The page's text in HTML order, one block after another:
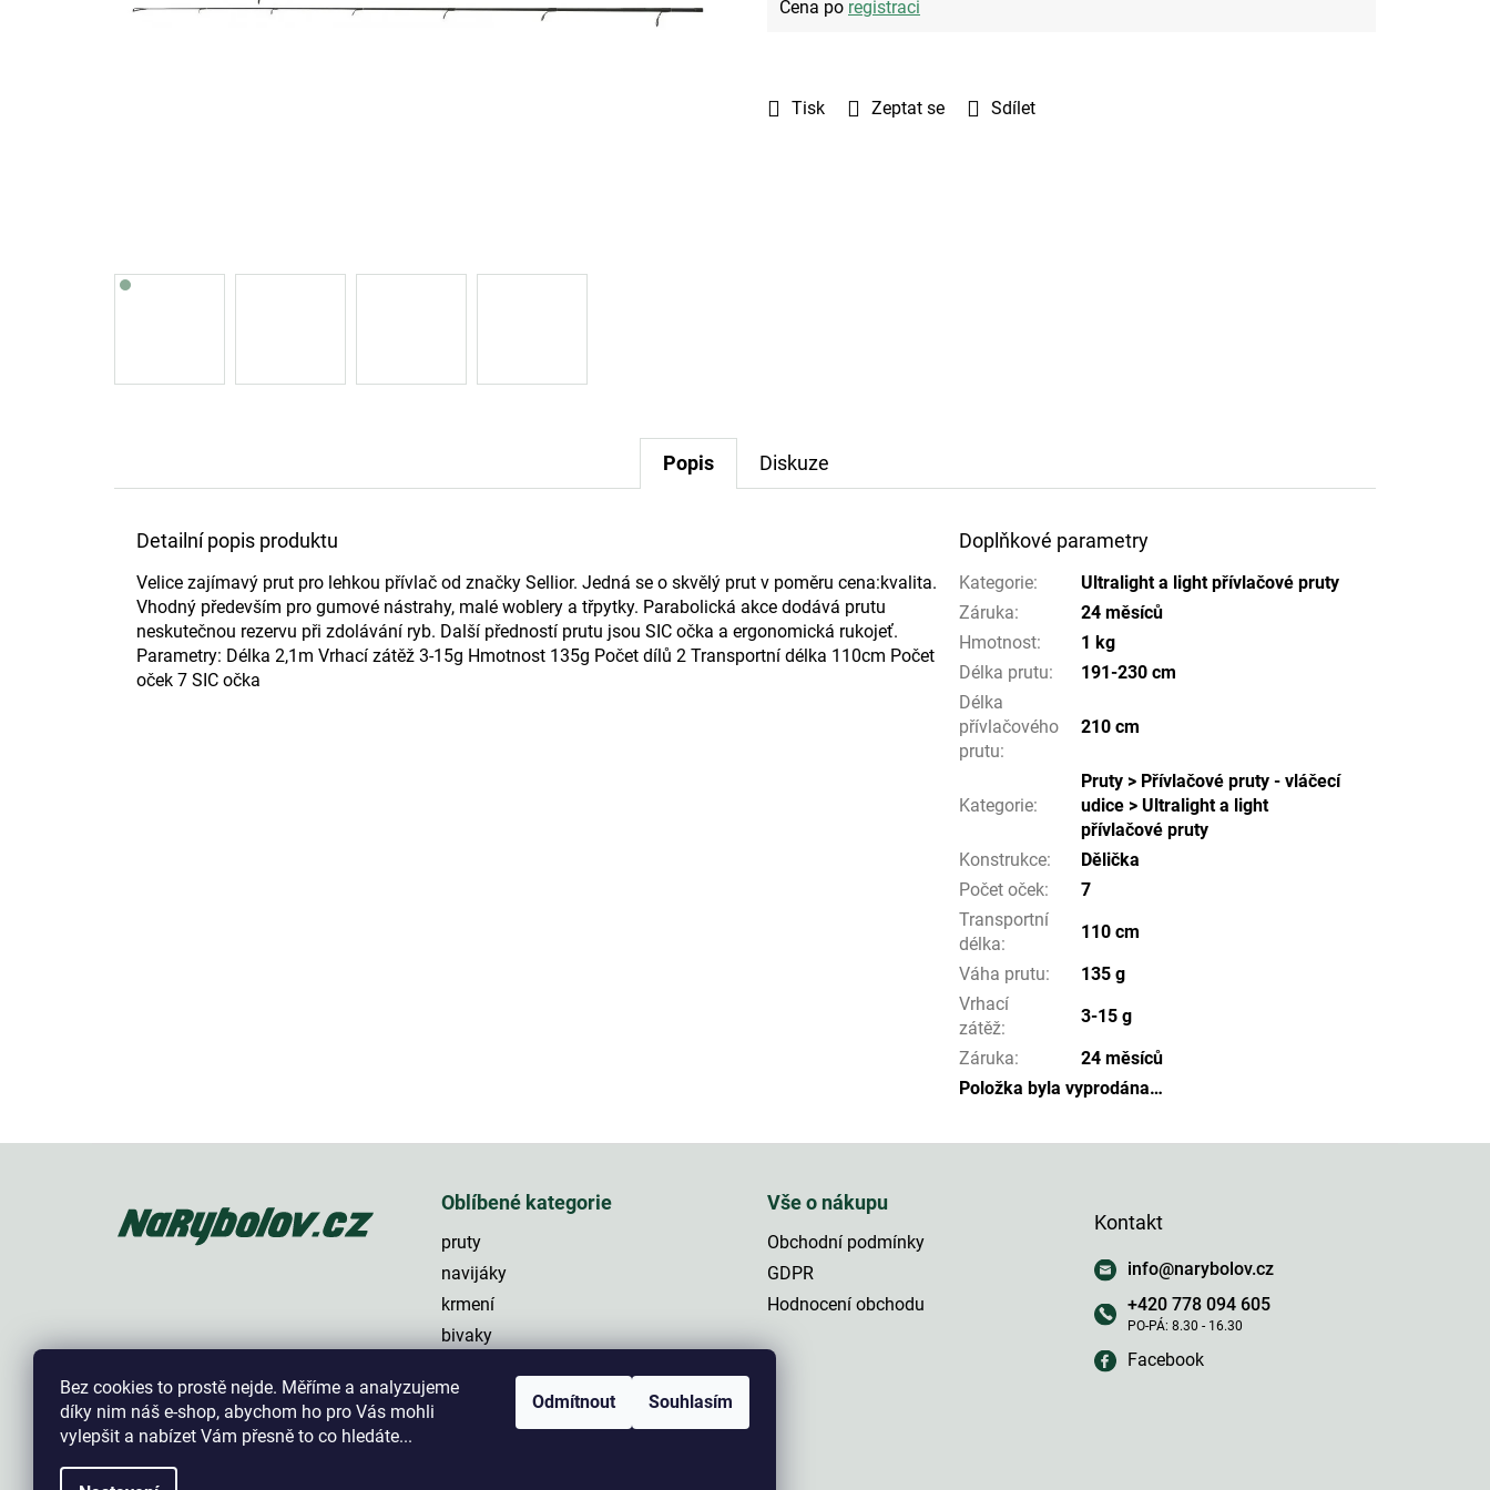
Bez cookies to prostě nejde. Měříme a analyzujeme
díky nim náš e-shop, abychom ho pro Vás mohli
vylepšit a nabízet Vám přesně to co hledáte...
Odmítnout Souhlasím
Tisk Zeptat se Sdílet
Cena po registraci
Popis Diskuze
Detailní popis produktu
Velice zajímavý prut pro lehkou přívlač od značky Sellior. Jedná se o skvělý prut v poměru cena:kvalita.
Vhodný především pro gumové nástrahy, malé woblery a třpytky. Parabolická akce dodává prutu
neskutečnou rezervu při zdolávání ryb. Další předností prutu jsou SIC očka a ergonomická rukojeť.
Parametry: Délka 2,1m Vrhací zátěž 3-15g Hmotnost 135g Počet dílů 2 Transportní délka 110cm Počet
oček 7 SIC očka
Doplňkové parametry
Kategorie:
Ultralight a light přívlačové pruty
Záruka:
24 měsíců
Hmotnost:
1 kg
Délka prutu:
191-230 cm
Délka
přívlačového
prutu:
210 cm
Kategorie:
Pruty > Přívlačové pruty - vláčecí
udice > Ultralight a light
přívlačové pruty
Konstrukce:
Dělička
Počet oček:
7
Transportní
délka:
110 cm
Váha prutu:
135 g
Vrhací
zátěž:
3-15 g
Záruka:
24 měsíců
Položka byla vyprodána…
Oblíbené kategorie
pruty
navijáky
krmení
bivaky
háčky
Vše o nákupu
Obchodní podmínky
GDPR
Hodnocení obchodu
Kontakt
info@narybolov.cz
+420 778 094 605
Facebook